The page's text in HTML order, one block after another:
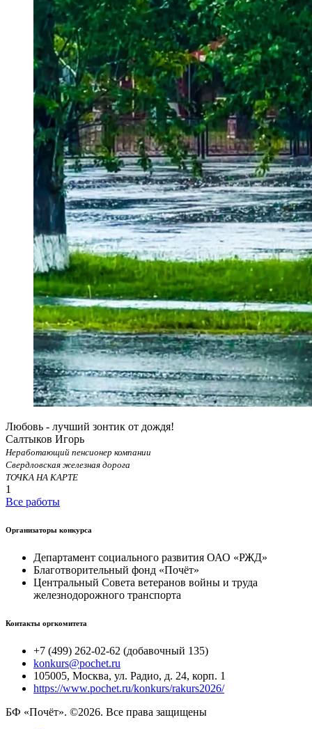
Любовь - лучший зонтик от дождя!
Салтыков Игорь
Неработающий пенсионер компании
Свердловская железная дорога
ТОЧКА НА КАРТЕ
1
Все работы
Организаторы конкурса
Департамент социального развития ОАО «РЖД»
Благотворительный фонд «Почёт»
Центральный Совета ветеранов войны и труда
железнодорожного транспорта
Контакты оргкомитета
+7 (499) 262-02-62 (добавочный 135)
konkurs@pochet.ru
105005, Москва, ул. Радио, д. 24, корп. 1
https://www.pochet.ru/konkurs/rakurs2026/
БФ «Почёт». ©2026. Все права защищены